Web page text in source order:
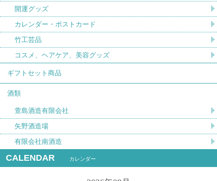
開運グッズ
カレンダー・ポストカード
竹工芸品
コスメ、ヘアケア、美容グッズ
ギフトセット商品
酒類
萱島酒造有限会社
矢野酒造場
有限会社南酒造
CALENDAR カレンダー